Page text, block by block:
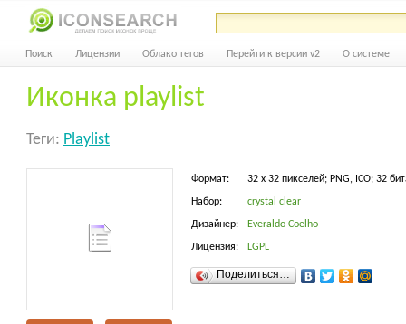
Поиск Лицензии Облако тегов Перейти к версии v2 О системе
Иконка playlist
Теги: Playlist
Формат: 32 x 32 пикселей; PNG, ICO; 32
Набор: crystal clear
Дизайнер: Everaldo Coelho
Лицензия: LGPL
Поделиться…